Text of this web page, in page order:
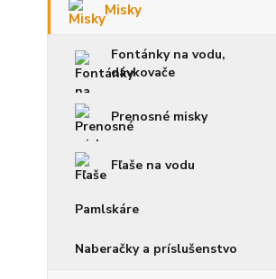
Misky
Fontánky na vodu,
dávkovače
Prenosné misky
Fľaše na vodu
Pamlskáre
Naberačky a príslušenstvo